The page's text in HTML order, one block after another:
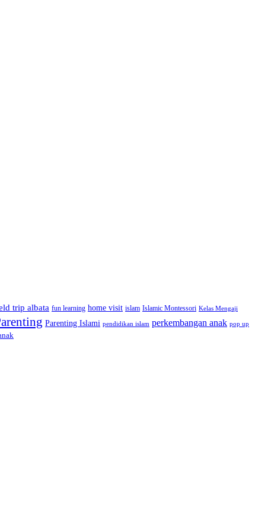
trip albata fun learning home visit islam Islamic Montessori Kelas Mengaji
Parenting Islami pendidikan islam perkembangan anak pop up